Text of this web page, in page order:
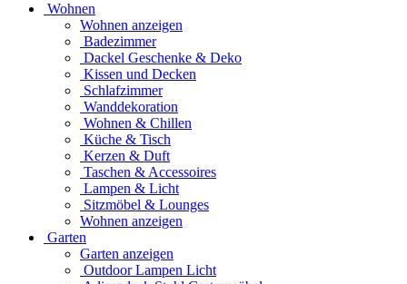
Wohnen
Wohnen anzeigen
Badezimmer
Dackel Geschenke & Deko
Kissen und Decken
Schlafzimmer
Wanddekoration
Wohnen & Chillen
Küche & Tisch
Kerzen & Duft
Taschen & Accessoires
Lampen & Licht
Sitzmöbel & Lounges
Wohnen anzeigen
Garten
Garten anzeigen
Outdoor Lampen Licht